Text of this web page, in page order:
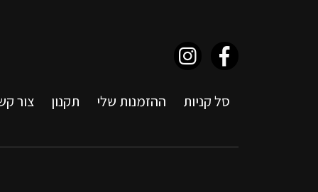
סל קניות ההזמנות שלי תקנון צור